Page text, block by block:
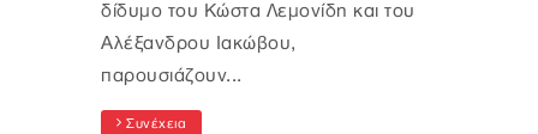
δίδυμο του Κώστα Λεμονίδη και του
Αλέξανδρου Ιακώβου,
παρουσιάζουν...
Συνέχεια